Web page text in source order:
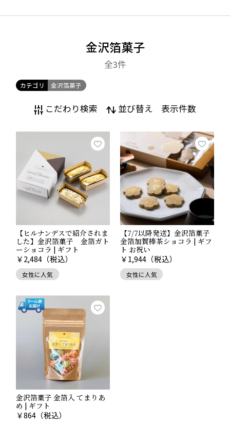
金沢箔菓子
全3件
カテゴリ 金沢箔菓子
こだわり検索 並び替え 表示件数
【ヒルナンデスで紹介されま
した】金沢箔菓子 金箔ガト
ーショコラ | ギフト
￥2,484 （税込）
女性に人気
【7/7以降発送】金沢箔菓子
金箔加賀棒茶ショコラ | ギフ
ト お祝い
￥1,944 （税込）
女性に人気
金沢箔菓子 金箔入 てまりあ
め | ギフト
￥864 （税込）